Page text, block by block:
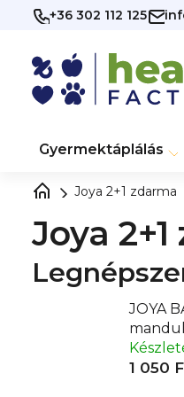
Ugrás
tartalomhoz
+36 302 112 125
Gyermektáplálás
Joya 2+1 zdarma
Joya
JOYA
1 050